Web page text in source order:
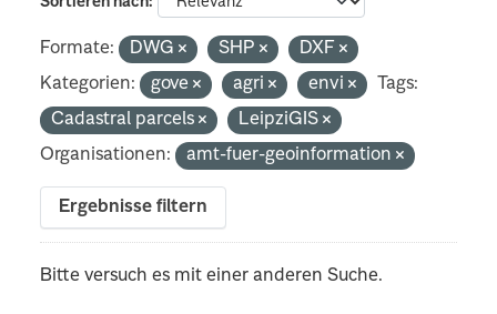
Formate: DWG SHP
DXF
Kategorien:
gove agri envi
Tags:
Cadastral parcels
LeipziGIS
Organisationen:
amt-fuer-geoinformation
Ergebnisse filtern
Bitte versuch es mit einer anderen Suche.